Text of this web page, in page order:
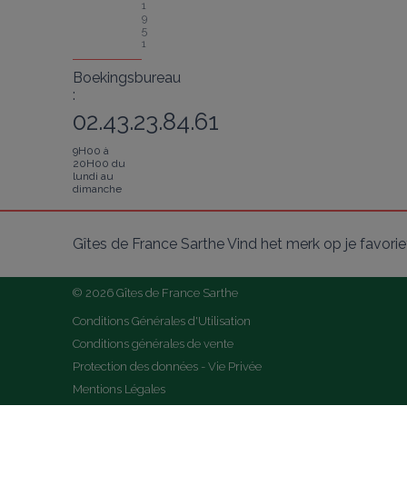
1
9
5
1
Boekingsbureau
:
02.43.23.84.61
9H00 à
20H00 du
lundi au
dimanche
Gîtes de France Sarthe Vind het merk op je
© 2026 Gîtes de France Sarthe
Conditions Générales d'Utilisation
Conditions générales de vente
Protection des données - Vie Privée
Mentions Légales